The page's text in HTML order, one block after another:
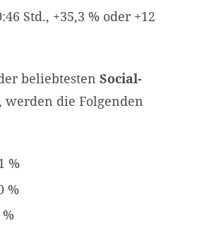
Std., +35,3 % oder +12
beliebtesten Social-
werden die Folgenden
%
%